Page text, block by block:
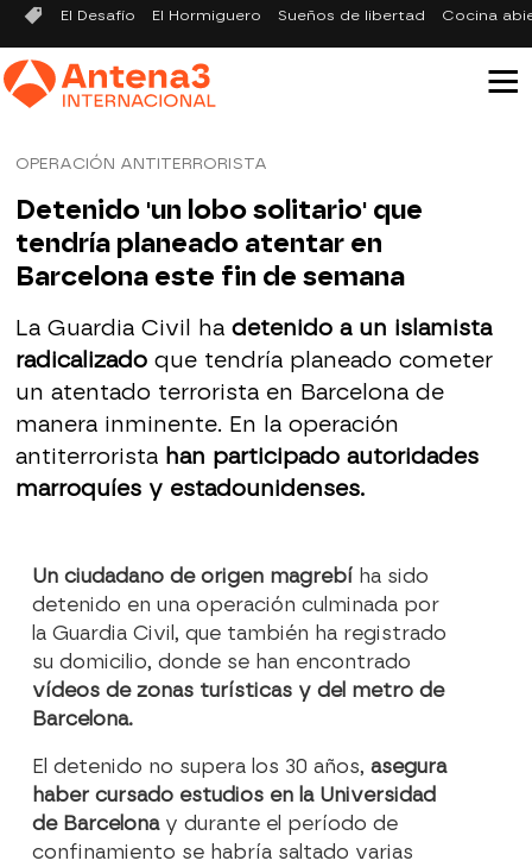
El Desafío El Hormiguero Sueños de libertad Cocina
OPERACIÓN ANTITERRORISTA
Detenido 'un lobo solitario' que
tendría planeado atentar en
Barcelona este fin de semana
La Guardia Civil ha detenido a un islamista
radicalizadoque tendría planeado cometer
un atentado terrorista en Barcelona de
manera inminente. En la operación
antiterrorista han participado autoridades
marroquíes y estadounidenses.
Un ciudadano de origen magrebí ha sido
detenido en una operación culminada por
la Guardia Civil, que también ha registrado
su domicilio, donde se han encontrado
vídeos de zonas turísticas y del metro de
Barcelona.
El detenido no supera los 30 años, asegura
haber cursado estudios en la Universidad
de Barcelonay durante el período de
confinamiento se habría saltado varias